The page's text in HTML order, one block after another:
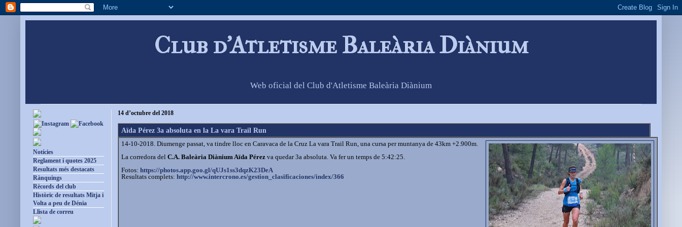
Club d'Atletisme Baleària Diànium
Web oficial del Club d'Atletisme Baleària Diànium
14 d’octubre del 2018
Aïda Pérez 3a absoluta en la La vara Trail Run
14-10-2018. Diumenge passat, va tindre lloc en Caravaca de la Cruz La vara Trail Run, una cursa per muntanya de 43km +2.900m.
La corredora del C.A. Baleària Diànium Aïda Pérez va quedar 3a absoluta. Va fer un temps de 5:42:25.
Fotos: https://photos.app.goo.gl/qUJs1ss3dqzK23DeA
Resultats complets: http://www.intercrono.es/gestion_clasificaciones/index/366
Notícies
Reglament i quotes 2025
Resultats més destacats
Rànquings
Rècords del club
Històric de resultats Mitja i
Volta a peu de Dénia
Llista de correu